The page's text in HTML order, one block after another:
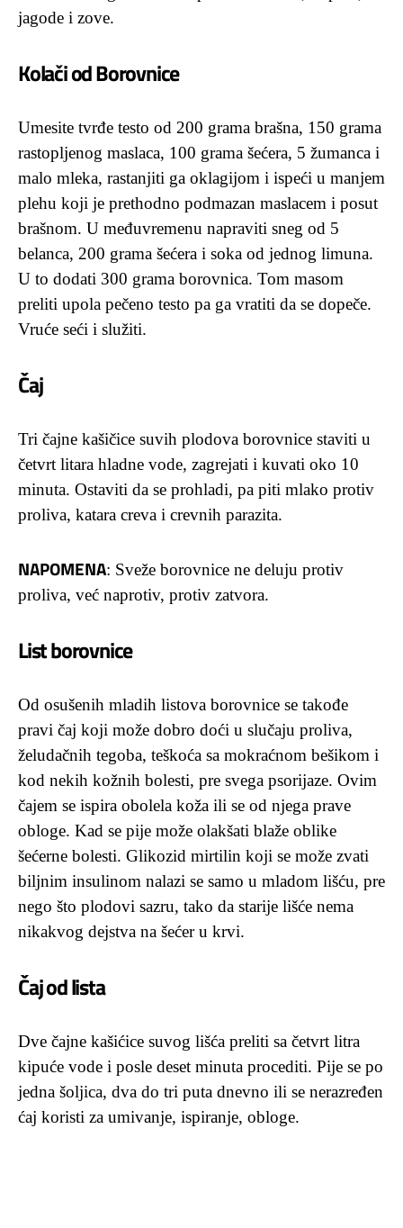
jagode i zove.
Kolači od Borovnice
Umesite tvrđe testo od 200 grama brašna, 150 grama
rastopljenog maslaca, 100 grama šećera, 5 žumanca i
malo mleka, rastanjiti ga oklagijom i ispeći u manjem
plehu koji je prethodno podmazan maslacem i posut
brašnom. U međuvremenu napraviti sneg od 5
belanca, 200 grama šećera i soka od jednog limuna.
U to dodati 300 grama borovnica. Tom masom
preliti upola pečeno testo pa ga vratiti da se dopeče.
Vruće seći i služiti.
Čaj
Tri čajne kašičice suvih plodova borovnice staviti u
četvrt litara hladne vode, zagrejati i kuvati oko 10
minuta. Ostaviti da se prohladi, pa piti mlako protiv
proliva, katara creva i crevnih parazita.
NAPOMENA: Sveže borovnice ne deluju protiv
proliva, već naprotiv, protiv zatvora.
List borovnice
Od osušenih mladih listova borovnice se takođe
pravi čaj koji može dobro doći u slučaju proliva,
želudačnih tegoba, teškoća sa mokraćnom bešikom i
kod nekih kožnih bolesti, pre svega psorijaze. Ovim
čajem se ispira obolela koža ili se od njega prave
obloge. Kad se pije može olakšati blaže oblike
šećerne bolesti. Glikozid mirtilin koji se može zvati
biljnim insulinom nalazi se samo u mladom lišću, pre
nego što plodovi sazru, tako da starije lišće nema
nikakvog dejstva na šećer u krvi.
Čaj od lista
Dve čajne kašićice suvog lišća preliti sa četvrt litra
kipuće vode i posle deset minuta procediti. Pije se po
jedna šoljica, dva do tri puta dnevno ili se nerazređen
ćaj koristi za umivanje, ispiranje, obloge.